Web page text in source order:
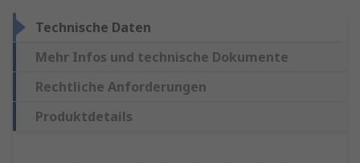
Technische Daten
Mehr Infos und technische Dokumente
Rechtliche Anforderungen
Produktdetails